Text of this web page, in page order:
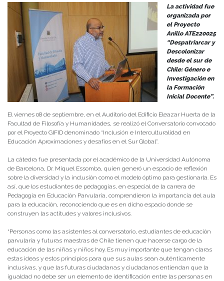
La actividad fue
organizada por
el Proyecto
Anillo ATE220025
“Despatriarcar y
Descolonizar
desde el sur de
Chile: Género e
Investigación en
la Formación
Inicial Docente”.
El viernes 08 de septiembre, en el Auditorio del Edificio Eleazar Huerta de la
Facultad de Filosofía y Humanidades, se realizó el Conversatorio convocado
por el Proyecto GIFID denominado “Inclusión e Interculturalidad en
Educación Aproximaciones y desafíos en el Sur Global”.
La cátedra fue presentada por el académico de la Universidad Autónoma
de Barcelona, Dr. Miquel Essomba, quien generó un espacio de reflexión
sobre la diversidad y la inclusión como el modelo óptimo para gestionarla. Es
así, que los estudiantes de pedagogías, en especial de la carrera de
Pedagogía en Educación Parvularia, comprendieron la importancia del aula
para la educación, reconociendo que es en dicho espacio donde se
construyen las actitudes y valores inclusivos.
“Personas como las asistentes al conversatorio, estudiantes de educación
parvularia y futuras maestras de Chile tienen que hacerse cargo de la
educación de las niñas y niños hoy. Es muy importante que tengan claras
estas ideas y estos principios para que sus aulas sean auténticamente
inclusivas, y que las futuras ciudadanas y ciudadanos entiendan que la
igualdad no debe ser un elemento de identificación entre las personas en